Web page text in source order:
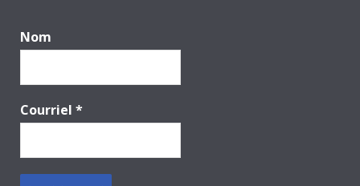
Nom
Courriel *